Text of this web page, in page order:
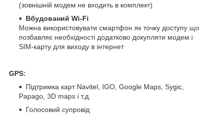
(зовнішній модем не входить в комплект)
Вбудований Wi-Fi
Можна використовувати смартфон як точку доступу що
позбавляє необхідності додатково докупляти модем і
SIM-карту для виходу в інтернет
GPS:
Підтримка карт Navitel, IGO, Google Maps, Sygic,
Papago, 3D maps і т.д.
Голосовий супровід